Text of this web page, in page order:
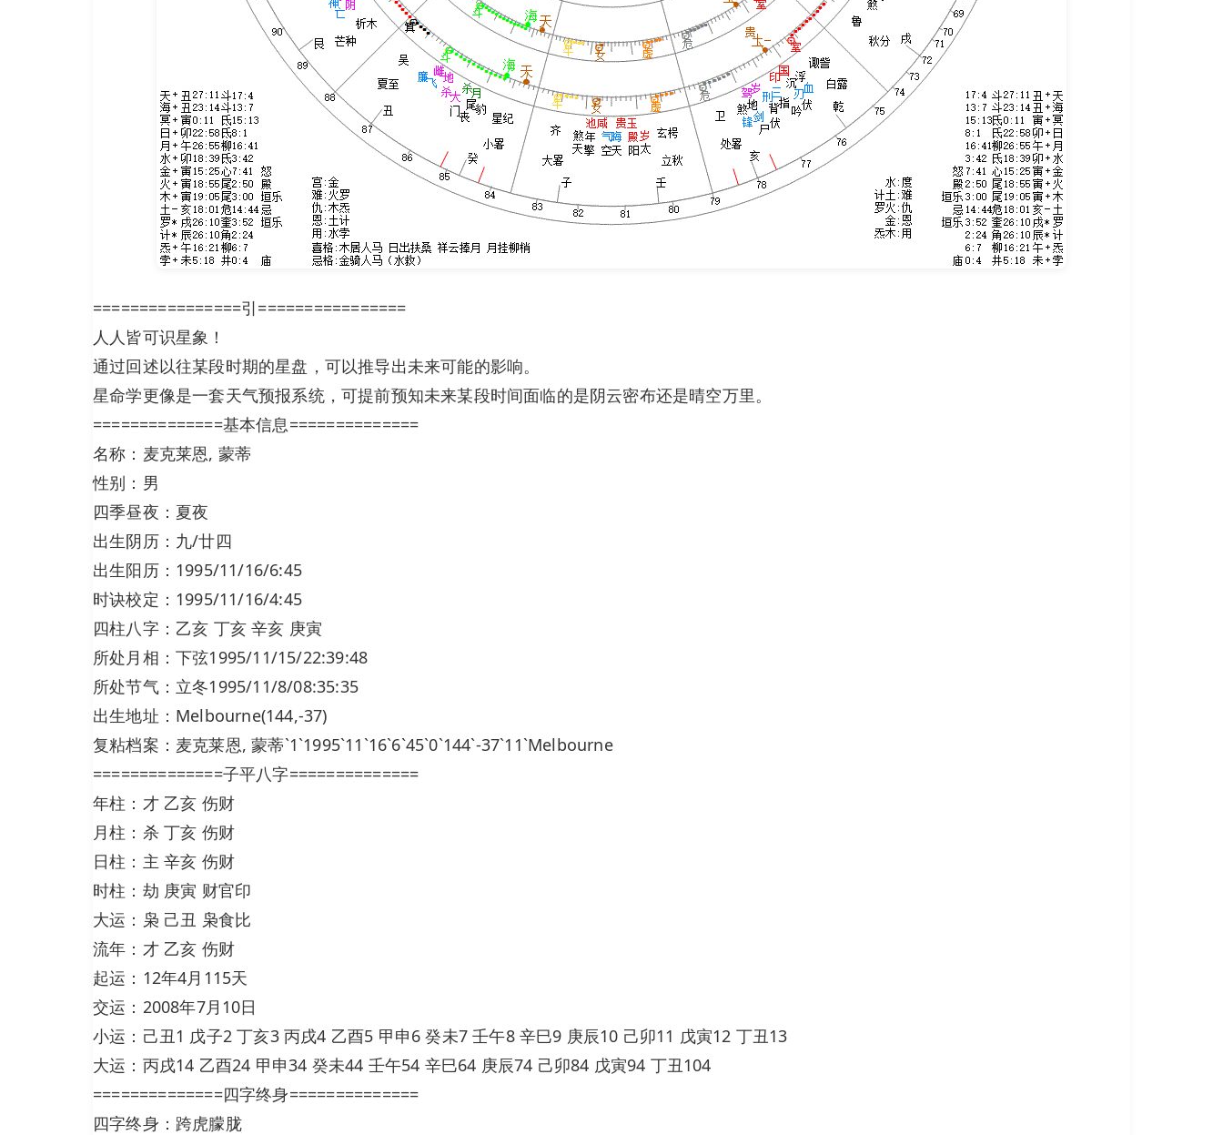
================引================
人人皆可识星象！
通过回述以往某段时期的星盘，可以推导出未来可能的影响。
星命学更像是一套天气预报系统，可提前预知未来某段时间面临的是阴云密布还是晴空万里。
==============基本信息==============
名称：麦克莱恩, 蒙蒂
性别：男
四季昼夜：夏夜
出生阴历：九/廿四
出生阳历：1995/11/16/6:45
时诀校定：1995/11/16/4:45
四柱八字：乙亥 丁亥 辛亥 庚寅
所处月相：下弦1995/11/15/22:39:48
所处节气：立冬1995/11/8/08:35:35
出生地址：Melbourne(144,-37)
复粘档案：麦克莱恩, 蒙蒂`1`1995`11`16`6`45`0`144`-37`11`Melbourne
==============子平八字==============
年柱：才 乙亥 伤财
月柱：杀 丁亥 伤财
日柱：主 辛亥 伤财
时柱：劫 庚寅 财官印
大运：枭 己丑 枭食比
流年：才 乙亥 伤财
起运：12年4月115天
交运：2008年7月10日
小运：己丑1 戊子2 丁亥3 丙戌4 乙酉5 甲申6 癸未7 壬午8 辛巳9 庚辰10 己卯11 戊寅12 丁丑13
大运：丙戌14 乙酉24 甲申34 癸未44 壬午54 辛巳64 庚辰74 己卯84 戊寅94 丁丑104
==============四字终身==============
四字终身：跨虎朦胧